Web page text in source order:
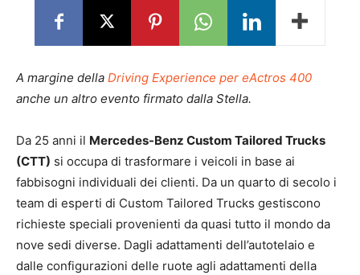
A margine della Driving Experience per eActros 400
anche un altro evento firmato dalla Stella.
Da 25 anni il Mercedes-Benz Custom Tailored Trucks
(CTT) si occupa di trasformare i veicoli in base ai
fabbisogni individuali dei clienti. Da un quarto di secolo i
team di esperti di Custom Tailored Trucks gestiscono
richieste speciali provenienti da quasi tutto il mondo da
nove sedi diverse. Dagli adattamenti dell’autotelaio e
dalle configurazioni delle ruote agli adattamenti della